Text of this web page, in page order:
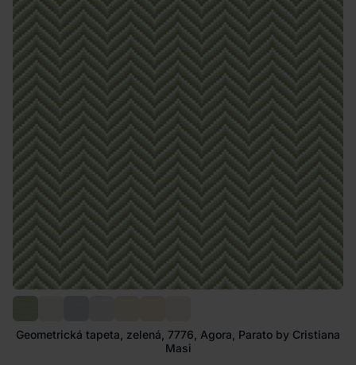
Geometrická tapeta, zelená, 7776, Agora, Parato by Cristiana
Masi